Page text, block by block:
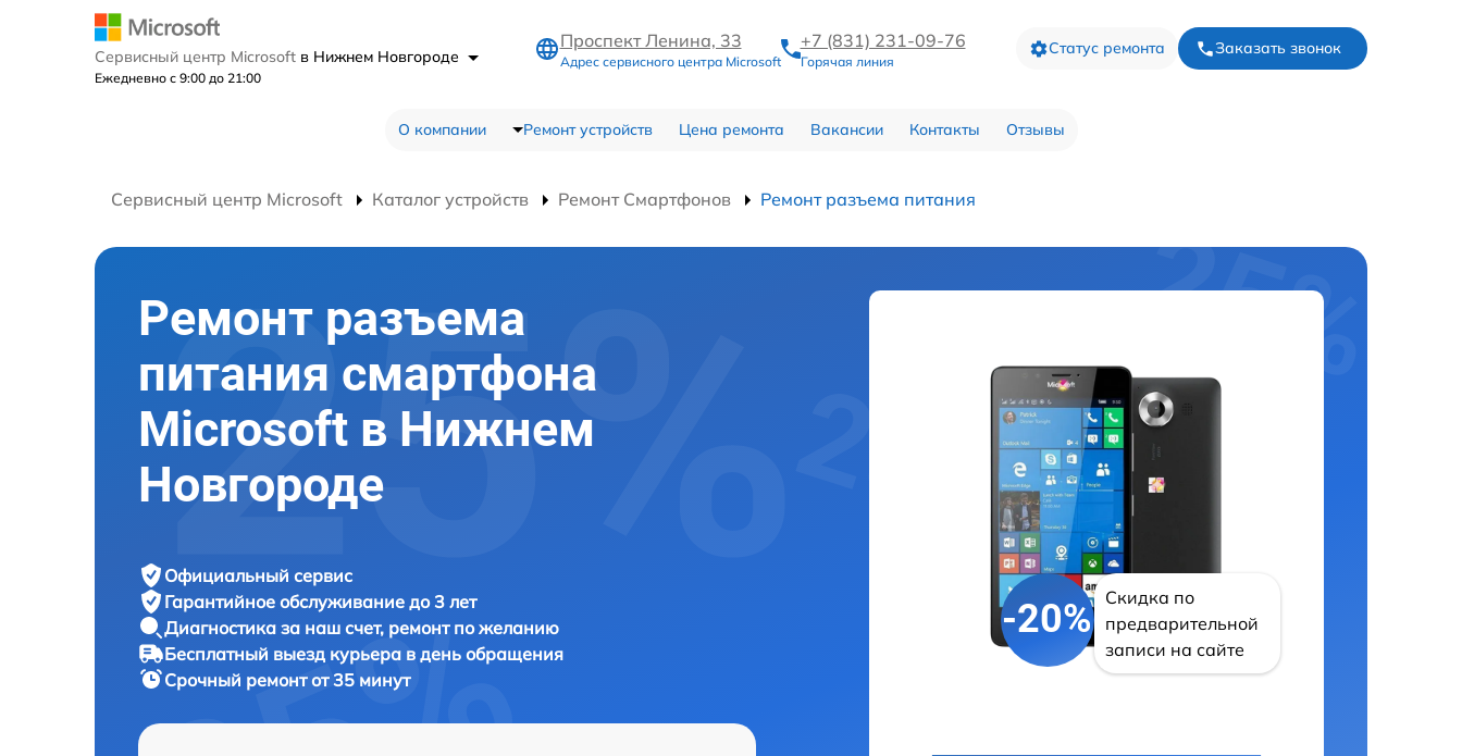
Сервисный центр Microsoft в Нижнем Новгороде
Ежедневно с 9:00 до 21:00
Проспект Ленина, 33
Адрес сервисного центра Microsoft
+7 (831) 231-09-76
Горячая линия
Статус ремонта Заказать звонок
О компании Ремонт устройств Цена ремонта Вакансии Контакты Отзывы
Сервисный центр Microsoft Каталог устройств Ремонт Смартфонов Ремонт разъема питания
Ремонт разъема
питания смартфона
Microsoft в Нижнем
Новгороде
Официальный сервис
Гарантийное обслуживание до 3 лет
Диагностика за наш счет, ремонт по желанию
Бесплатный выезд курьера в день обращения
Срочный ремонтот 35 минут
-20%
Скидка по
предварительной
записи на сайте